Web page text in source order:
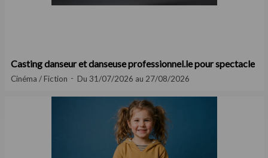
Casting danseur et danseuse professionnel.le pour spectacle
Cinéma / Fiction Du 31/07/2026 au 27/08/2026